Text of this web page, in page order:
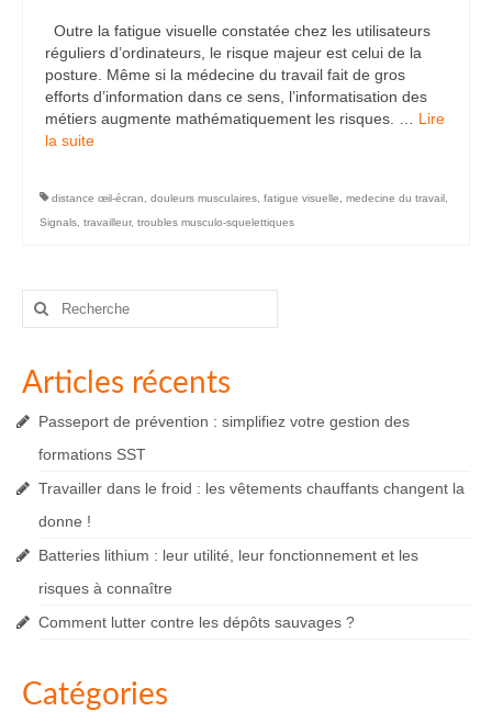
Outre la fatigue visuelle constatée chez les utilisateurs
réguliers d’ordinateurs, le risque majeur est celui de la
posture. Même si la médecine du travail fait de gros
efforts d’information dans ce sens, l’informatisation des
métiers augmente mathématiquement les risques. … Lire
la suite­­
distance œil-écran douleurs musculaires fatigue visuelle medecine du travail
Signals travailleur, troubles musculo-squelettiques
Rechercher
Articles récents
Passeport de prévention : simplifiez votre gestion des
formations SST
Travailler dans le froid : les vêtements chauffants changent la
donne !
Batteries lithium : leur utilité, leur fonctionnement et les
risques à connaître
Comment lutter contre les dépôts sauvages ?
Catégories